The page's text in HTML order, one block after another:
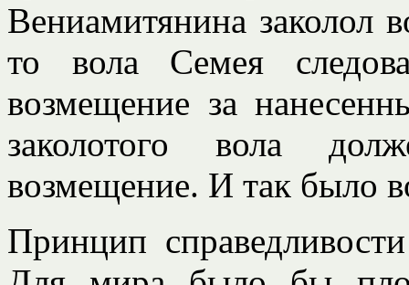
Вениамитянина заколол
то вола Семея
возмещение за
заколотого вола
возмещение. И так было
Принцип